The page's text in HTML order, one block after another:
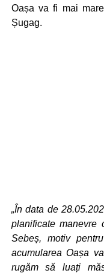
Oașa va fi mai
Șugag.
„În data de
planificate
Sebeș, motiv
acumularea Oașa
rugăm să luați